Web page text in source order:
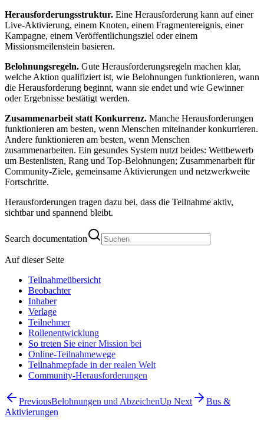
Herausforderungsstruktur. Eine Herausforderung kann auf einer
Live-Aktivierung, einem Knoten, einem Fragmentereignis, einer
Kampagne, einem Veröffentlichungsziel oder einem
Missionsmeilenstein basieren.
Belohnungsregeln. Gute Herausforderungsregeln machen klar,
welche Aktion qualifiziert ist, wie Belohnungen funktionieren, wann
die Herausforderung beginnt, wann sie endet und wie Gewinner
oder Ergebnisse bestätigt werden.
Zusammenarbeit statt Konkurrenz. Manche Herausforderungen
funktionieren am besten, wenn Menschen miteinander konkurrieren.
Andere funktionieren am besten, wenn Menschen
zusammenarbeiten. Ein gesundes System nutzt beides: Wettbewerb
um Bestenlisten, Rang und Top-Belohnungen; Zusammenarbeit für
Community-Ziele, gemeinsame Aktivierungen und netzwerkweite
Fortschritte.
Herausforderungen tragen dazu bei, dass die Teilnahme aktiv,
sichtbar und spannend bleibt.
Search documentation
Auf dieser Seite
Teilnahmeübersicht
Beobachter
Inhaber
Verlage
Teilnehmer
Rollenentwicklung
So treten Sie einer Mission bei
Online-Teilnahmewege
Teilnahmepfade in der realen Welt
Community-Herausforderungen
PreviousBelohnungen und AbzeichenUp Next
Bus &
Aktivierungen